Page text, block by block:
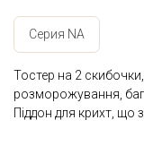
Серия NA
Тостер на 2 скибочки,
розморожування,
Піддон для крихт, що